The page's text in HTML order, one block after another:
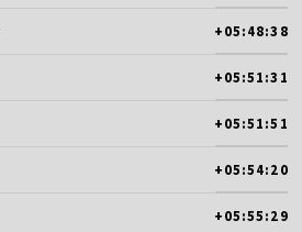
+05:48:38
+05:51:31
+05:51:51
+05:54:20
+05:55:29